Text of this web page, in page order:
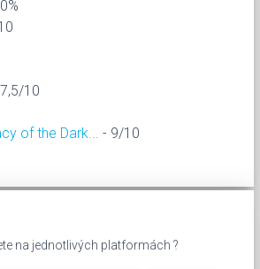
10
of the Dark...
- 9/10
na jednotlivých platformách ?